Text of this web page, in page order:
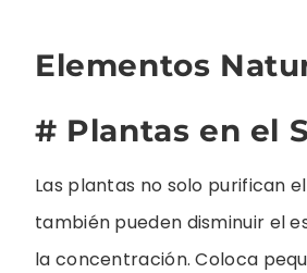
Elementos
# Plantas en el
Las plantas no solo purifican
también pueden disminuir el
la concentración. Coloca